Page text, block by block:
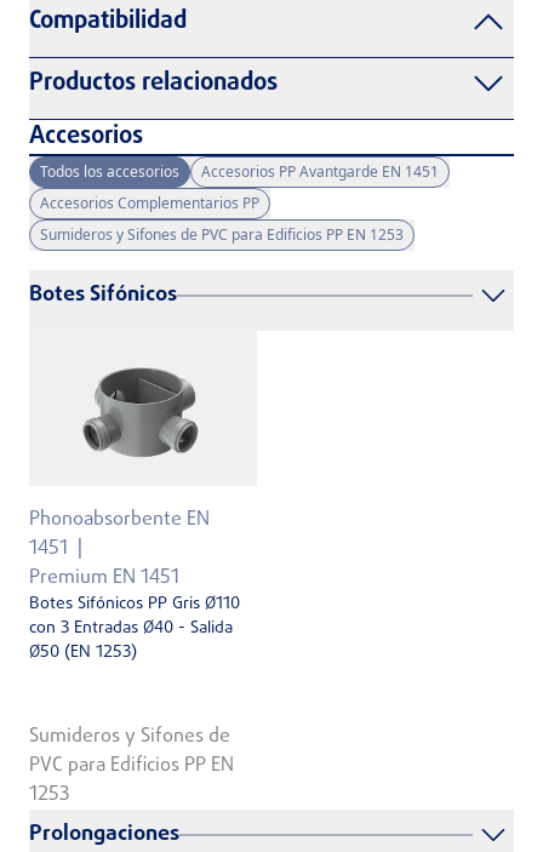
Compatibilidad
Productos relacionados
Accesorios
Todos los accesorios
Accesorios PP Avantgarde EN 1451
Accesorios Complementarios PP
Sumideros y Sifones de PVC para Edificios PP EN 1253
Botes Sifónicos
Phonoabsorbente EN
1451
Premium EN 1451
Botes Sifónicos PP Gris Ø110
con 3 Entradas Ø40 - Salida
Ø50 (EN 1253)
Sumideros y Sifones de
PVC para Edificios PP EN
1253
Prolongaciones